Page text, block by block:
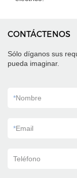
CONTÁCTENOS
Sólo díganos sus
pueda imaginar.
*Nombre
*Email
Teléfono